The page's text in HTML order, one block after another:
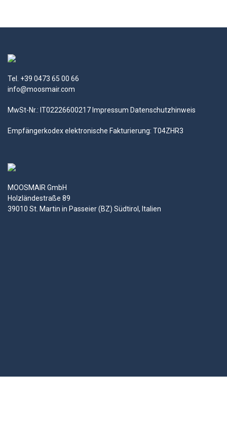
Tel. +39 0473 65 00 66
info@moosmair.com
MwSt-Nr.: IT02226600217 Impressum Datenschutzhinweis
Empfängerkodex elektronische Fakturierung: T04ZHR3
MOOSMAIR GmbH
Holzländestraße 89
39010 St. Martin in Passeier (BZ) Südtirol, Italien